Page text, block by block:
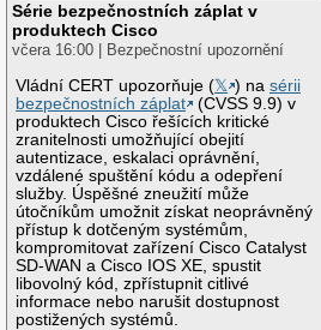
Série bezpečnostních záplat v
produktech Cisco
včera 16:00 | Bezpečnostní upozornění
Vládní CERT upozorňuje (𝕏 ) nasérii
bezpečnostních záplat
(CVSS 9.9) v
produktech Cisco řešících kritické
zranitelnosti umožňující obejití
autentizace, eskalaci oprávnění,
vzdálené spuštění kódu a odepření
služby. Úspěšné zneužití může
útočníkům umožnit získat neoprávněný
přístup k dotčeným systémům,
kompromitovat zařízení Cisco Catalyst
SD-WAN a Cisco IOS XE, spustit
libovolný kód, zpřístupnit citlivé
informace nebo narušit dostupnost
postižených systémů.